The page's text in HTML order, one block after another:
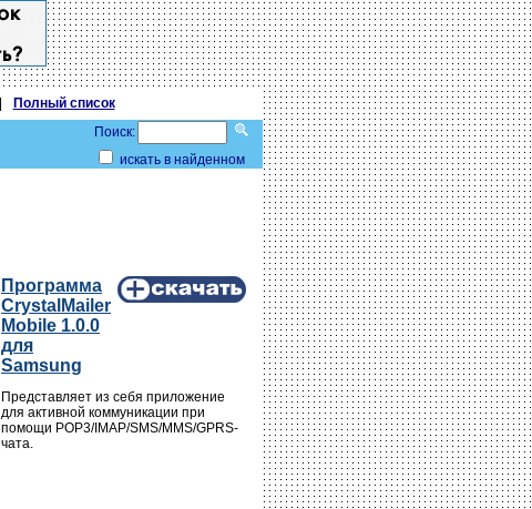
Полный список
Поиск:
искать в найденном
Программа
CrystalMailer
Mobile 1.0.0
для
Samsung
Представляет из себя приложение
для активной коммуникации при
помощи POP3/IMAP/SMS/MMS/GPRS-
чата.